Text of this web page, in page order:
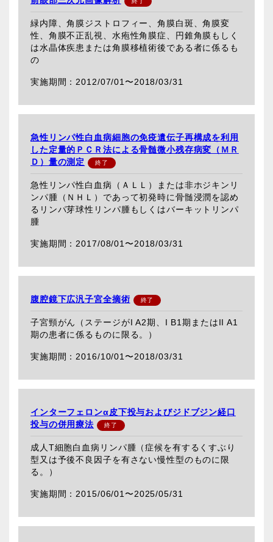
緑内障、角膜ジストロフィー、角膜白斑、角膜変
性、角膜不正乱視、水疱性角膜症、円錐角膜もしく
は水晶体疾患または角膜移植術後である者に係るも
の
2012/07/01〜2018/03/31
急性リンパ性白血病細胞の免疫遺伝子再構成を利用
した定量的ＰＣＲ法による骨髄微小残存病変（ＭＲ
Ｄ）量の測定
急性リンパ性白血病（ＡＬＬ）または非ホジキンリ
ンパ腫（ＮＨＬ）であって初発時に骨髄浸潤を認め
るリンパ芽球性リンパ腫もしくはバーキットリンパ
腫
2017/08/01〜2018/03/31
腹腔鏡下広汎子宮全摘術
子宮頸がん（ステージがI A2期、I B1期またはII A1
期の患者に係るものに限る。）
2016/10/01〜2018/03/31
インターフェロンα皮下投与およびジドブジン経口
投与の併用療法
成人T細胞白血病リンパ腫（症候を有するくすぶり
型又は予後不良因子を有さない慢性型のものに限
る。）
2015/06/01〜2025/05/31